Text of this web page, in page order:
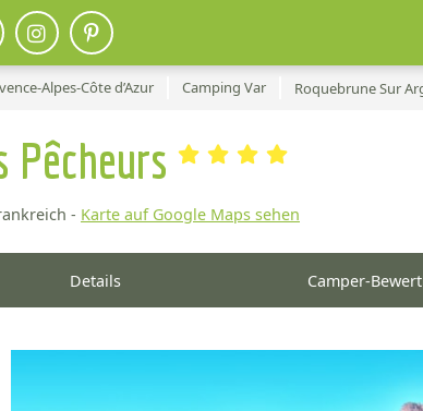
Alpes-Côte d’Azur Camping Var Roquebrune Sur
Pêcheurs
- Karte auf Google Maps sehen
Details Camper-